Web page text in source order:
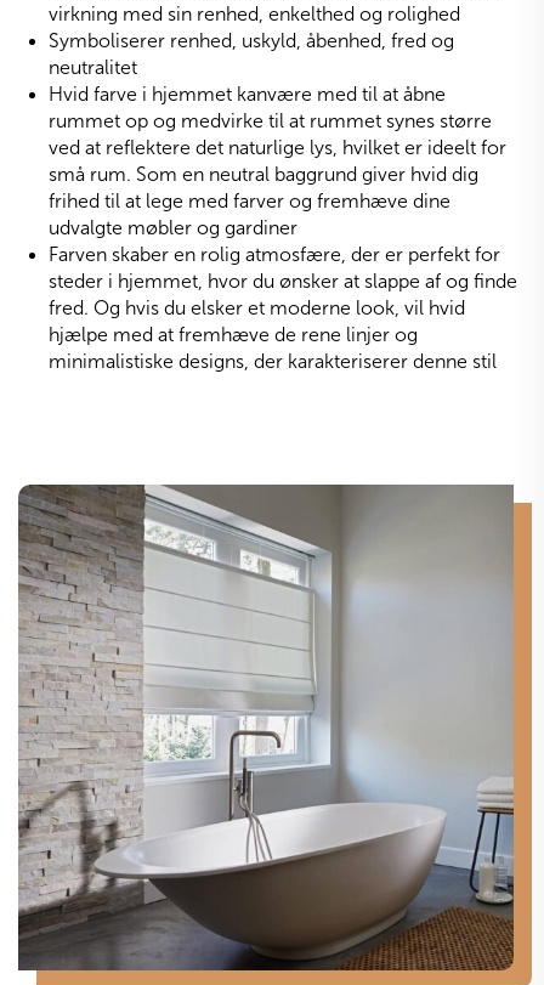
virkning med sin renhed, enkelthed og rolighed
Symboliserer renhed, uskyld, åbenhed, fred og
neutralitet
Hvid farve i hjemmet kanvære med til at åbne
rummet op og medvirke til at rummet synes større
ved at reflektere det naturlige lys, hvilket er ideelt for
små rum. Som en neutral baggrund giver hvid dig
frihed til at lege med farver og fremhæve dine
udvalgte møbler og gardiner
Farven skaber en rolig atmosfære, der er perfekt for
steder i hjemmet, hvor du ønsker at slappe af og finde
fred. Og hvis du elsker et moderne look, vil hvid
hjælpe med at fremhæve de rene linjer og
minimalistiske designs, der karakteriserer denne stil